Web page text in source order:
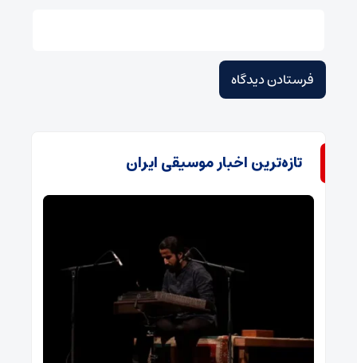
تازه‌ترین اخبار موسیقی ایران